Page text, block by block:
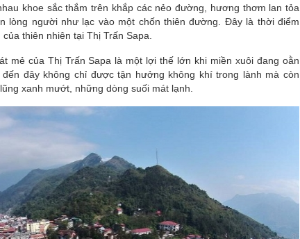
khoe sắc thắm trên khắp các nẻo đường, hương thơm lan tỏa
lòng người như lạc vào một chốn thiên đường. Đây là thời điểm
thiên nhiên tại Thị Trấn Sapa
mẻ của Thị Trấn Sapa là một lợi thế lớn khi miền xuôi đang oằn
đây không chỉ được tận hưởng không khí trong lành mà còn
xanh mướt, những dòng suối mát lạnh.